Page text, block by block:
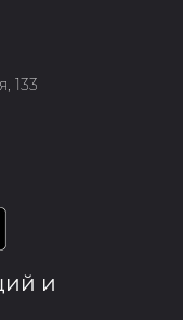
133
и